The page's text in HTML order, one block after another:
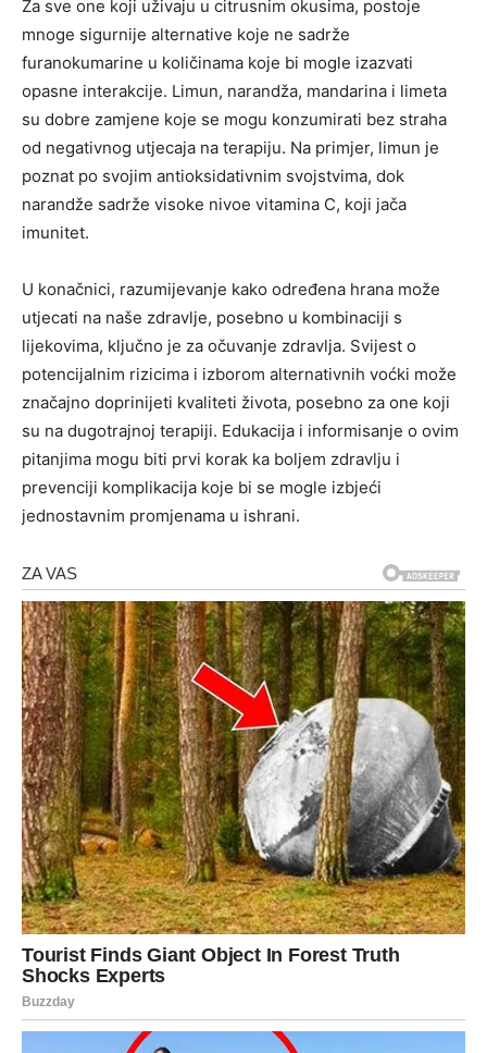
Za sve one koji uživaju u citrusnim okusima, postoje
mnoge sigurnije alternative koje ne sadrže
furanokumarine u količinama koje bi mogle izazvati
opasne interakcije. Limun, narandža, mandarina i limeta
su dobre zamjene koje se mogu konzumirati bez straha
od negativnog utjecaja na terapiju. Na primjer, limun je
poznat po svojim antioksidativnim svojstvima, dok
narandže sadrže visoke nivoe vitamina C, koji jača
imunitet.
U konačnici, razumijevanje kako određena hrana može
utjecati na naše zdravlje, posebno u kombinaciji s
lijekovima, ključno je za očuvanje zdravlja. Svijest o
potencijalnim rizicima i izborom alternativnih voćki može
značajno doprinijeti kvaliteti života, posebno za one koji
su na dugotrajnoj terapiji. Edukacija i informisanje o ovim
pitanjima mogu biti prvi korak ka boljem zdravlju i
prevenciji komplikacija koje bi se mogle izbjeći
jednostavnim promjenama u ishrani.